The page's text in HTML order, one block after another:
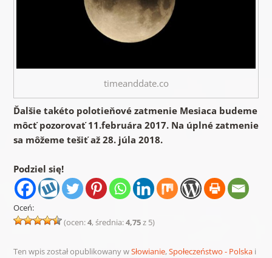
timeanddate.co
Ďalšie takéto polotieňové zatmenie Mesiaca budeme
môcť pozorovať 11.februára 2017. Na úplné zatmenie
sa môžeme tešiť až 28. júla 2018.
Podziel się!
Oceń:
(ocen:4, średnia:4,75z 5)
Ten wpis został opublikowany wSłowianie,Społeczeństwo - Polskai